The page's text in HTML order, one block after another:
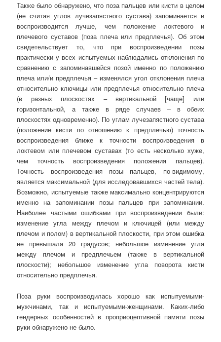
Также было обнаружено, что поза пальцев или кисти в целом
(не считая углов лучезапястного сустава) запоминается и
воспроизводится лучше, чем положение локтевого и
плечевого суставов (поза плеча или предплечья). Об этом
свидетельствует то, что при воспроизведении позы
практически у всех испытуемых наблюдались отклонения по
сравнению с запоминавшейся позой именно по положению
плеча или/и предплечья – изменялся угол отклонения плеча
относительно ключицы или предплечья относительно плеча
(в разных плоскостях – вертикальной [чаще] или
горизонтальной, а также в ряде случаев – в обеих
плоскостях одновременно). По углам лучезапястного сустава
(положение кисти по отношению к предплечью) точность
воспроизведения ближе к точности воспроизведения в
локтевом или плечевом суставах (то есть несколько хуже,
чем точность воспроизведения положения пальцев).
Точность воспроизведения позы пальцев, по-видимому,
является максимальной (для исследовавшихся частей тела).
Возможно, испытуемые также максимально концентрируются
именно на запоминании позы пальцев при запоминании.
Наиболее частыми ошибками при воспроизведении были:
изменение угла между плечом и ключицей (или между
плечом и полом) в вертикальной плоскости, при этом ошибка
не превышала 20 градусов; небольшое изменение угла
между плечом и предплечьем (также в вертикальной
плоскости); небольшое изменение угла поворота кисти
относительно предплечья.
Поза руки воспроизводилась хорошо как испытуемыми-
мужчинами, так и испытуемыми-женщинами. Каких-либо
гендерных особенностей в проприоцептивной памяти позы
руки обнаружено не было.